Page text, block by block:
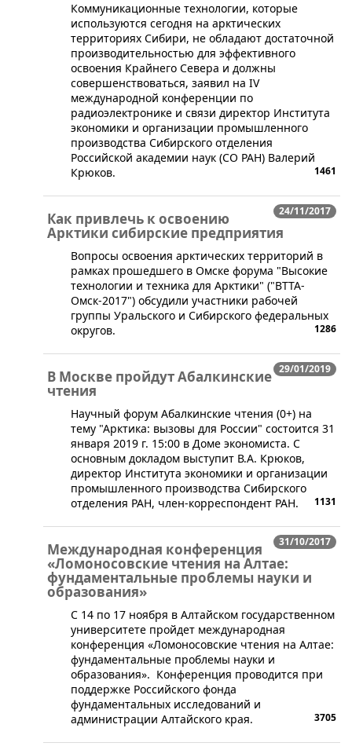
​Коммуникационные технологии, которые
используются сегодня на арктических
территориях Сибири, не обладают достаточной
производительностью для эффективного
освоения Крайнего Севера и должны
совершенствоваться, заявил на IV
международной конференции по
радиоэлектронике и связи директор Института
экономики и организации промышленного
производства Сибирского отделения
Российской академии наук (СО РАН) Валерий
Крюков.
1461
24/11/2017
Как привлечь к освоению
Арктики сибирские предприятия
​Вопросы освоения арктических территорий в
рамках прошедшего в Омске форума "Высокие
технологии и техника для Арктики" ("ВТТА-
Омск-2017") обсудили участники рабочей
группы Уральского и Сибирского федеральных
округов.
1286
29/01/2019
В Москве пройдут Абалкинские
чтения
​Научный форум Абалкинские чтения (0+) на
тему "Арктика: вызовы для России" состоится 31
января 2019 г. 15:00 в Доме экономиста. С
основным докладом выступит В.А. Крюков,
директор Института экономики и организации
промышленного производства Сибирского
отделения РАН, член-корреспондент РАН.
1131
31/10/2017
Международная конференция
«Ломоносовские чтения на Алтае:
фундаментальные проблемы науки и
образования»
С 14 по 17 ноября в Алтайском государственном
университете пройдет международная
конференция «Ломоносовские чтения на Алтае:
фундаментальные проблемы науки и
образования». Конференция проводится при
поддержке Российского фонда
фундаментальных исследований и
администрации Алтайского края.
3705